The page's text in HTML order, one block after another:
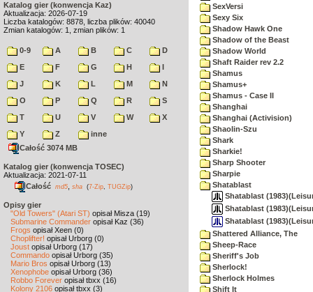
Katalog gier (konwencja Kaz)
Aktualizacja: 2026-07-19
Liczba katalogów: 8878, liczba plików: 40040
Zmian katalogów: 1, zmian plików: 1
0-9 A B C
D
E
F G H
I
J
K L M
N
O
P Q R
S
T
U V W
X
Y
Z
inne
Całość 3074 MB
Katalog gier (konwencja TOSEC)
Aktualizacja: 2021-07-11
Całość md5 sha (7-Zip TUGZip)
Opisy gier
"Old Towers" (Atari ST) opisał Misza (19)
Submarine Commander opisał Kaz (36)
Frogs opisał Xeen (0)
Choplifter! opisał Urborg (0)
Joust opisał Urborg (17)
Commando opisał Urborg (35)
Mario Bros opisał Urborg (13)
Xenophobe opisał Urborg (36)
Robbo Forever opisał tbxx (16)
Kolony 2106 opisał tbxx (3)
SexVersi
Sexy Six
Shadow Hawk One
Shadow of the Beast
Shadow World
Shaft Raider rev 2.2
Shamus
Shamus+
Shamus - Case II
Shanghai
Shanghai (Activision)
Shaolin-Szu
Shark
Sharkie!
Sharp Shooter
Sharpie
Shatablast
Shatablast
Shatablast
Shatablast
Shattered Alliance, The
Sheep-Race
Sheriff's Job
Sherlock!
Sherlock Holmes
Shift It